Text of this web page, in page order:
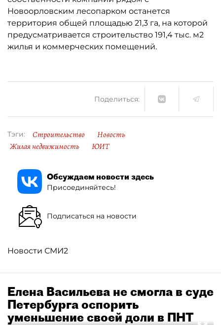
Новоорловским лесопарком останется
территория общей площадью 21,3 га, на которой
предусматривается строительство 191,4 тыс. м2
жилья и коммерческих помещений.
Поделиться:
Тэги: Строительство
Новость
Жилая недвижимость
ЮИТ
Обсуждаем новости здесь
Присоединяйтесь!
Подписаться на новости
Новости СМИ2
Елена Васильева не смогла в суде
Петербурга оспорить
уменьшение своей доли в ПНТ